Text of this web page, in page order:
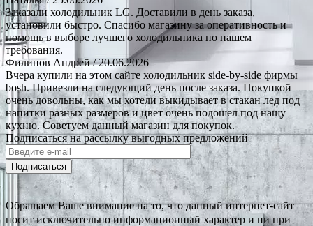
Заказали холодильник LG. Доставили в день заказа,
установили быстро. Спасибо магазину за оперативность и
помощь в выборе лучшего холодильника по нашем
требования.
Филипов Андрей/ 20.06.2026
Вчера купили на этом сайте холодильник side-by-side фирмы
bosh. Привезли на следующий день после заказа. Покупкой
очень довольны, как мы хотели выкидывает в стакан лед под
напитки разных размеров и цвет очень подошел под нашу
кухню. Советуем данный магазин для покупок.
Подписаться на рассылку выгодных предложений
Подписаться
Обращаем Ваше внимание на то, что данный интернет-сайт
носит исключительно информационный характер и ни при